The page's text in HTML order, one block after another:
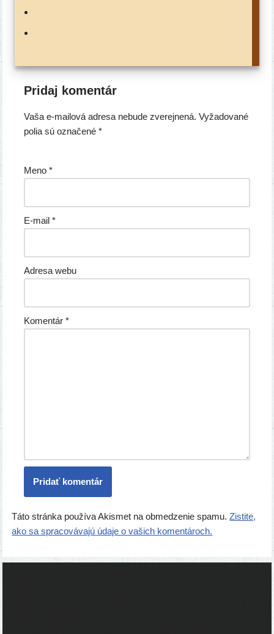
Pridaj komentár
Vaša e-mailová adresa nebude zverejnená. Vyžadované
polia sú označené*
Meno*
E-mail*
Adresa webu
Komentár*
Táto stránka používa Akismet na obmedzenie spamu.Zistite,
ako sa spracovávajú údaje o vašich komentároch.